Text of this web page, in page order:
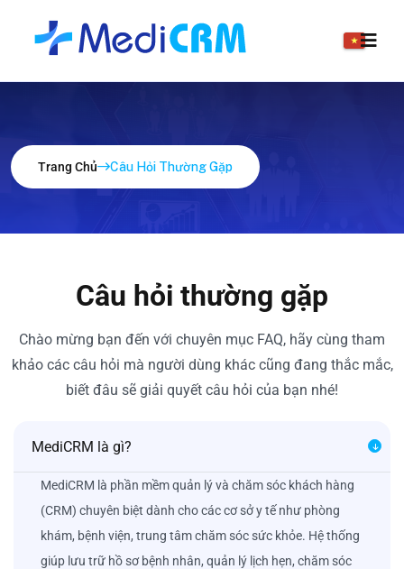
Trang Chủ Câu Hỏi Thường Gặp
Câu hỏi thường gặp
Chào mừng bạn đến với chuyên mục FAQ, hãy cùng tham
khảo các câu hỏi mà người dùng khác cũng đang thắc mắc,
biết đâu sẽ giải quyết câu hỏi của bạn nhé!
MediCRM là gì?
MediCRM là phần mềm quản lý và chăm sóc khách hàng
(CRM) chuyên biệt dành cho các cơ sở y tế như phòng
khám, bệnh viện, trung tâm chăm sóc sức khỏe. Hệ thống
giúp lưu trữ hồ sơ bệnh nhân, quản lý lịch hẹn, chăm sóc